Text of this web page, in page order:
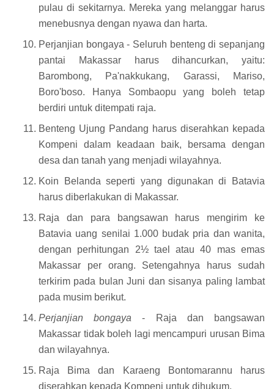
pulau di sekitarnya. Mereka yang melanggar harus
menebusnya dengan nyawa dan harta.
Perjanjian bongaya - Seluruh benteng di sepanjang
pantai Makassar harus dihancurkan, yaitu:
Barombong, Pa'nakkukang, Garassi, Mariso,
Boro'boso. Hanya Sombaopu yang boleh tetap
berdiri untuk ditempati raja.
Benteng Ujung Pandang harus diserahkan kepada
Kompeni dalam keadaan baik, bersama dengan
desa dan tanah yang menjadi wilayahnya.
Koin Belanda seperti yang digunakan di Batavia
harus diberlakukan di Makassar.
Raja dan para bangsawan harus mengirim ke
Batavia uang senilai 1.000 budak pria dan wanita,
dengan perhitungan 2½ tael atau 40 mas emas
Makassar per orang. Setengahnya harus sudah
terkirim pada bulan Juni dan sisanya paling lambat
pada musim berikut.
Perjanjian bongaya- Raja dan bangsawan
Makassar tidak boleh lagi mencampuri urusan Bima
dan wilayahnya.
Raja Bima dan Karaeng Bontomarannu harus
diserahkan kepada Kompeni untuk dihukum.